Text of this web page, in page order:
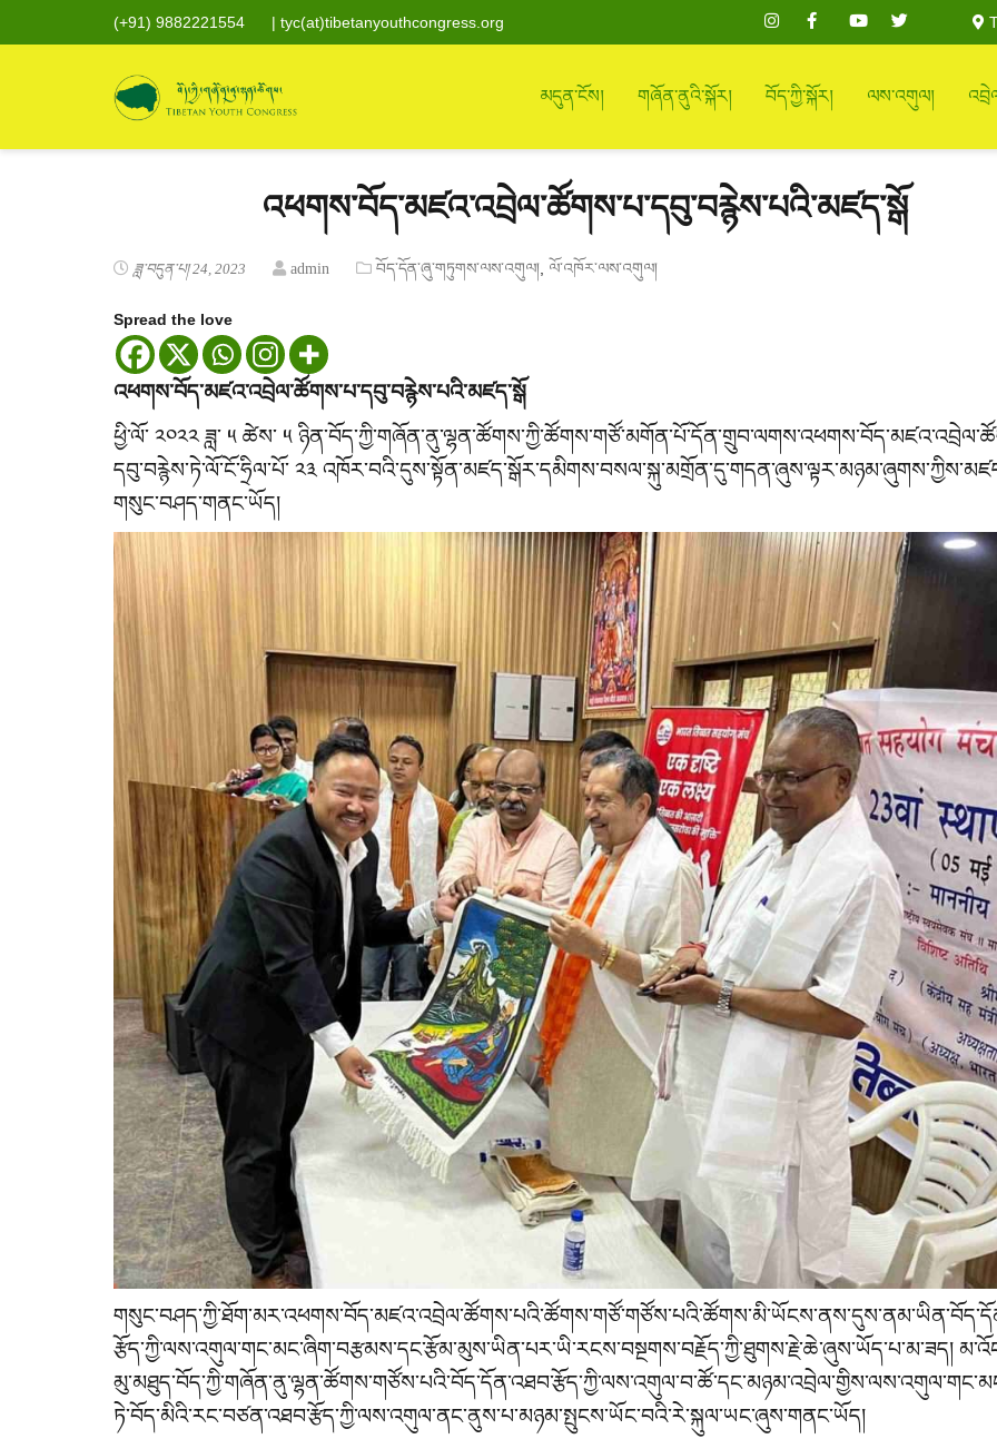
(+91) 9882221554 | tyc(at)tibetanyouthcongress.org
མདུན་ངོས། གཞོན་ནུའི་སྐོར། བོད་ཀྱི་སྐོར། ལས་འགུལ།
འཕགས་བོད་མཛའ་འབྲེལ་ཚོགས་པ་དབུ་བརྙེས་པའི་མཛད་སྒོ
ཟླ་བདུན་པ། 24, 2023 admin བོད་དོན་ཞུ་གཏུགས་ལས་འགུལ། ལོ་འཁོར་ལས་འགུལ།
Spread the love
འཕགས་བོད་མཛའ་འབྲེལ་ཚོགས་པ་དབུ་བརྙེས་པའི་མཛད་སྒོ
ཕྱི་ལོ་ ༢༠༢༢ ཟླ་ ༥ ཚེས་ ༥
དབུ་བརྙེས་ཏེ་ལོ་ངོ་ཧྲིལ་པོ་ ༢༣
གསུང་བཤད་གནང་ཡོད།
རྩོད་ཀྱི་ལས་འགུལ་གང་མང་ཞིག་བརྩམས་དང་རྩོམ་མུས་ཡིན་པར་ཡི་རངས་བསྔགས་བརྗོད་ཀྱི་ཐུགས་རྗེ་ཆེ་ཞུས་ཡོད་པ་མ་ཟད།
ཏེ་བོད་མིའི་རང་བཙན་འཐབ་རྩོད་ཀྱི་ལས་འགུལ་ནང་ནུས་པ་མཉམ་སྤུངས་ཡོང་བའི་རེ་སྐུལ་ཡང་ཞུས་གནང་ཡོད།